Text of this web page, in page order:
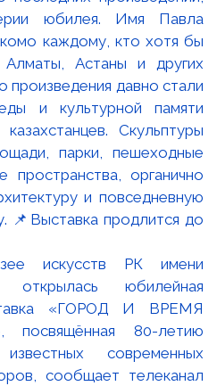
искусств РК имени
открылась юбилейная
«ГОРОД И ВРЕМЯ
80-летию
современных
сообщает телеканал